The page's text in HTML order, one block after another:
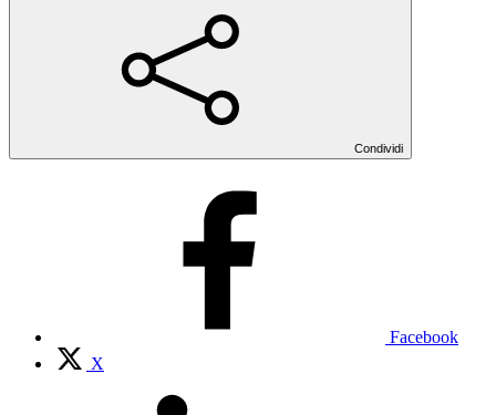
Condividi
Facebook
X